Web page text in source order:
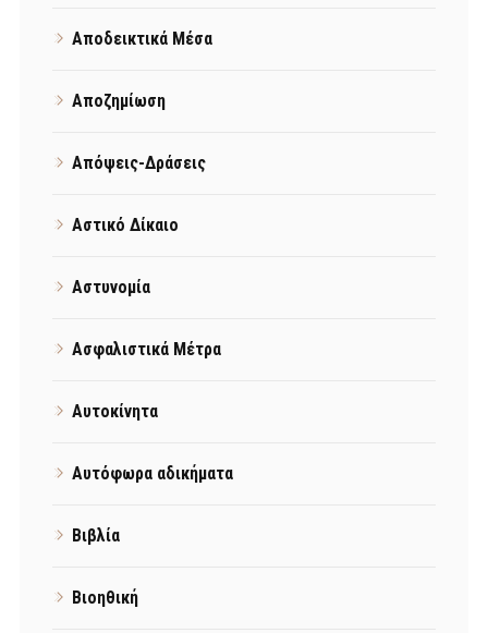
Αποδεικτικά Μέσα
Αποζημίωση
Απόψεις-Δράσεις
Αστικό Δίκαιο
Αστυνομία
Ασφαλιστικά Μέτρα
Αυτοκίνητα
Αυτόφωρα αδικήματα
Βιβλία
Βιοηθική